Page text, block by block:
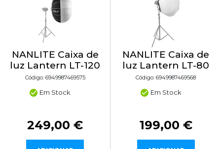
NANLITE Caixa de
luz Lantern LT-120
Código: 6949987469575
Em Stock
249,00 €
NANLITE Caixa de
luz Lantern LT-80
Código: 6949987469568
Em Stock
199,00 €